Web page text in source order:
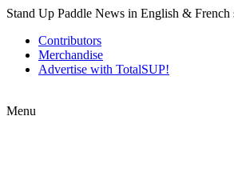
Stand Up Paddle News in English & French
Contributors
Merchandise
Advertise with TotalSUP!
Menu